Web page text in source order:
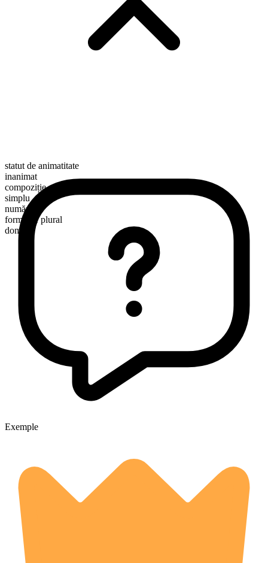
statut de animatitate
inanimat
compoziție morfologică
simplu
numărabil
formă de plural
domes
Exemple